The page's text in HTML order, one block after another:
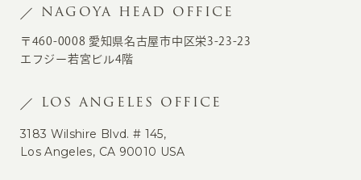
NAGOYA HEAD OFFICE
〒460-0008 愛知県名古屋市中区栄3-23-23
エフジー若宮ビル4階
LOS ANGELES OFFICE
3183 Wilshire Blvd. # 145,
Los Angeles, CA 90010 USA